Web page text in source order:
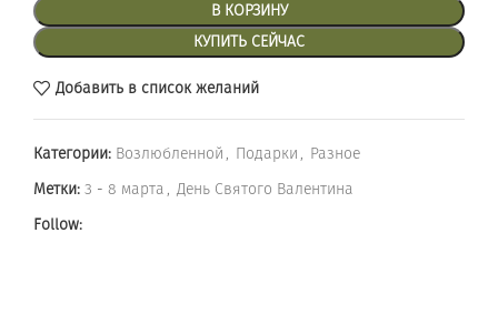
В КОРЗИНУ
КУПИТЬ СЕЙЧАС
Добавить в список желаний
Категории: Возлюбленной , Подарки , Разное
Метки: 3 - 8 марта , День Святого Валентина
Follow: